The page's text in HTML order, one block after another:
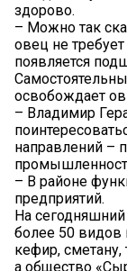
здорово.
– Можно так
овец не
появляется
освобождает
– Владимир
направлений –
– В районе
предприятий.
На
более 50 видов
кефир, сметану,
а общество